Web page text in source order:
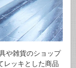
や雑貨のショップ
レッキとした商品